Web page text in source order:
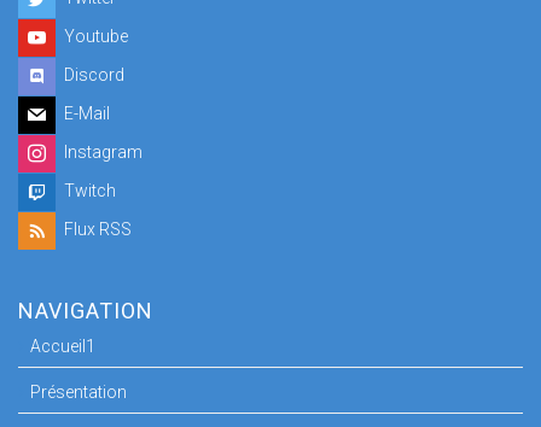
Youtube
Discord
E-Mail
Instagram
Twitch
Flux RSS
NAVIGATION
Accueil1
Présentation